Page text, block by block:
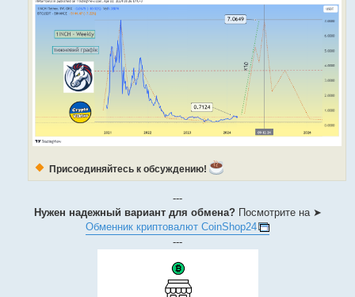
Присоединяйтесь к обсуждению!
---
Нужен надежный вариант для обмена? Посмотрите на ➤
Обменник криптовалют CoinShop24
---